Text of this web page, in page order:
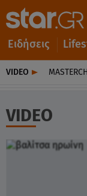
Ειδήσεις
VIDEO
VIDEO